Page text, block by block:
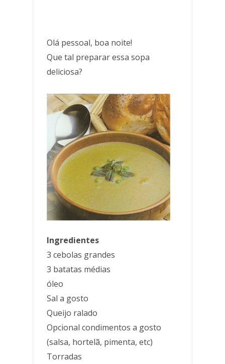
Olá pessoal, boa noite!
Que tal preparar essa sopa
deliciosa?
Ingredientes
3 cebolas grandes
3 batatas médias
óleo
Sal a gosto
Queijo ralado
Opcional condimentos a gosto
(salsa, hortelã, pimenta, etc)
Torradas